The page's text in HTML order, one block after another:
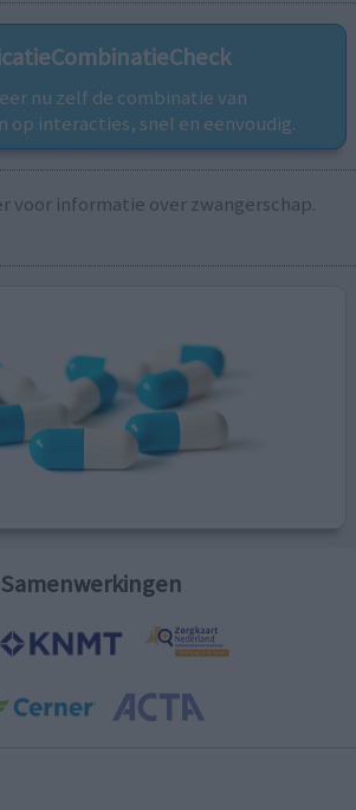
nu zelf de combinatie van
op interacties, snel en eenvoudig.
voor informatie over zwangerschap.
Samenwerkingen